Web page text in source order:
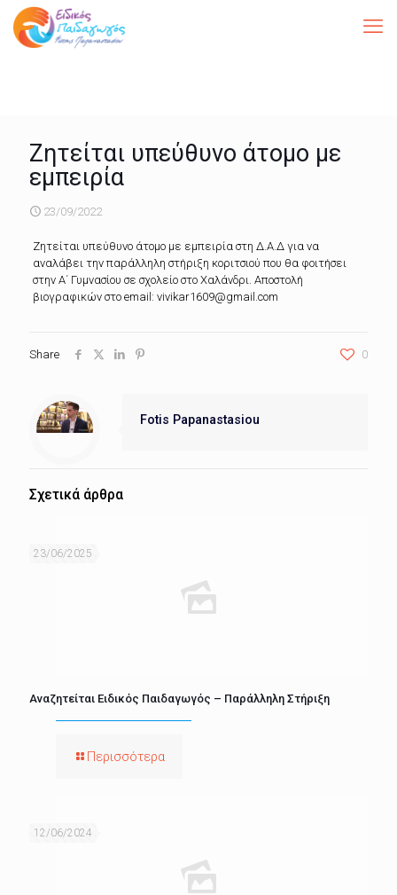
Ζητείται υπεύθυνο άτομο με
εμπειρία
23/09/2022
Ζητείται υπεύθυνο άτομο με εμπειρία στη Δ.Α.Δ για να
αναλάβει την παράλληλη στήριξη κοριτσιού που θα φοιτήσει
στην Α΄ Γυμνασίου σε σχολείο στο Χαλάνδρι. Αποστολή
βιογραφικών στο email: vivikar1609@gmail.com
Share 0
Fotis Papanastasiou
Σχετικά άρθρα
23/06/2025
Αναζητείται Ειδικός Παιδαγωγός – Παράλληλη Στήριξη
Περισσότερα
12/06/2024